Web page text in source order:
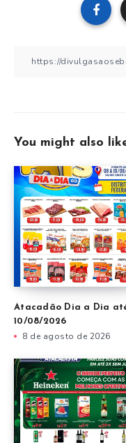
You might also
Atacadão Dia a Dia
10/08/2026
8 de agosto de 2026